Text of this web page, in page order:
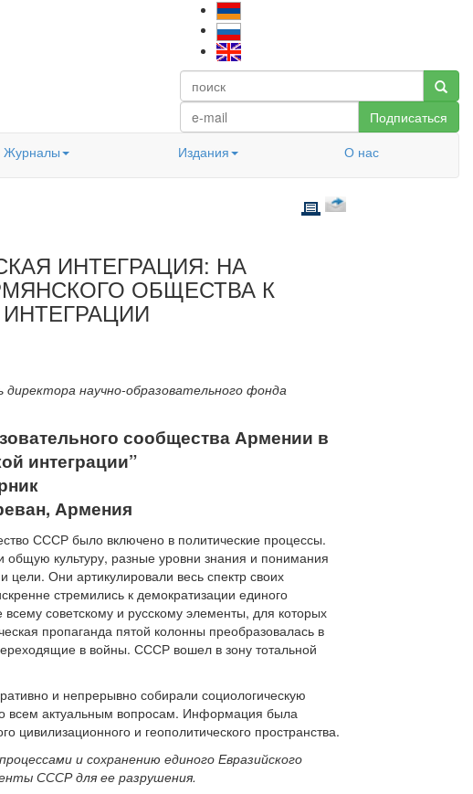
Подписаться
Журналы Издания О нас
ИНТЕГРАЦИЯ: НА
ОБЩЕСТВА К
научно-образовательного фонда
сообщества Армении в
интеграции”
Армения
СССР было включено в политические процессы.
культуру, разные уровни знания и понимания
цели. Они артикулировали весь спектр своих
стремились к демократизации единого
советскому и русскому элементы, для которых
пропаганда пятой колонны преобразовалась в
в войны. СССР вошел в зону тотальной
и непрерывно собирали социологическую
всем актуальным вопросам. Информация была
и геополитического пространства.
и сохранению единого Евразийского
СССР для ее разрушения.